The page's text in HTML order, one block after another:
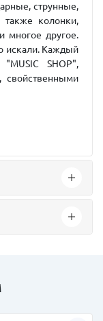
струнные,
колонки,
многое другое.
искали. Каждый
SHOP",
свойственными